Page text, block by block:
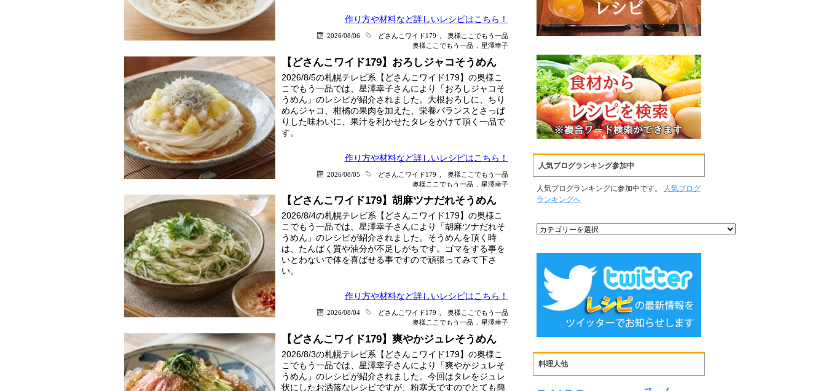
作り方や材料など詳しいレシピはこちら！
2026/08/06 どさんこワイド179
奥様ここでもう一品
奥様ここでもう一品
星澤幸子
【どさんこワイド179】おろしジャコそうめん
2026/8/5の札幌テレビ系【どさんこワイド179】の奥様こ
こでもう一品では、星澤幸子さんにより「おろしジャコそ
うめん」のレシピが紹介されました。大根おろしに、ちり
めんジャコ、柑橘の果肉を加えた、栄養バランスとさっぱ
りした味わいに、果汁を利かせたタレをかけて頂く一品で
す。
作り方や材料など詳しいレシピはこちら！
2026/08/05 どさんこワイド179
奥様ここでもう一品
奥様ここでもう一品
星澤幸子
【どさんこワイド179】胡麻ツナだれそうめん
2026/8/4の札幌テレビ系【どさんこワイド179】の奥様こ
こでもう一品では、星澤幸子さんにより「胡麻ツナだれそ
うめん」のレシピが紹介されました。そうめんを頂く時
は、たんぱく質や油分が不足しがちです。ゴマをする事を
いとわないで体を喜ばせる事ですので頑張ってみて下さ
い。
作り方や材料など詳しいレシピはこちら！
2026/08/04 どさんこワイド179
奥様ここでもう一品
奥様ここでもう一品
星澤幸子
【どさんこワイド179】爽やかジュレそうめん
2026/8/3の札幌テレビ系【どさんこワイド179】の奥様こ
こでもう一品では、星澤幸子さんにより「爽やかジュレそ
うめん」のレシピが紹介されました。今回はタレをジュレ
状にしたお洒落なレシピですが、粉寒天ですのでとても簡
人気ブログランキング参加中
人気ブログランキングに参加中です。
人気ブログ
ランキングへ
料理人他